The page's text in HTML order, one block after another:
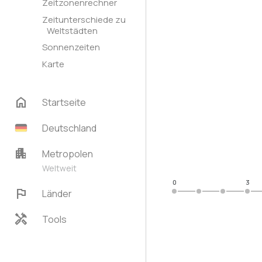
Zeitzonenrechner
Zeitunterschiede zu
Weltstädten
Sonnenzeiten
Karte
home
Startseite
Deutschland
apartment Metropolen
Weltweit
flag Länder
handyman Tools
0 3